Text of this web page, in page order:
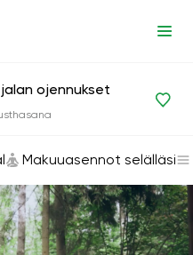
selälläsi
ojennukset
Makuuasennot selälläsi